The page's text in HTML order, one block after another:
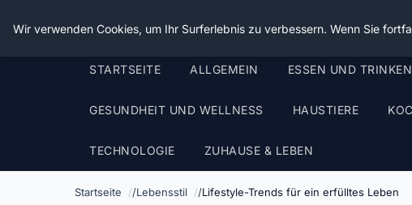
Die Schnitter
STARTSEITE ALLGEMEIN ESSEN UND TRINKEN
GESUNDHEIT UND WELLNESS HAUSTIERE
TECHNOLOGIE ZUHAUSE & LEBEN
Startseite Lebensstil Lifestyle-Trends für ein erfülltes Leben
Wir verwenden Cookies, um Ihr Surferlebnis zu verbessern. Wenn Sie